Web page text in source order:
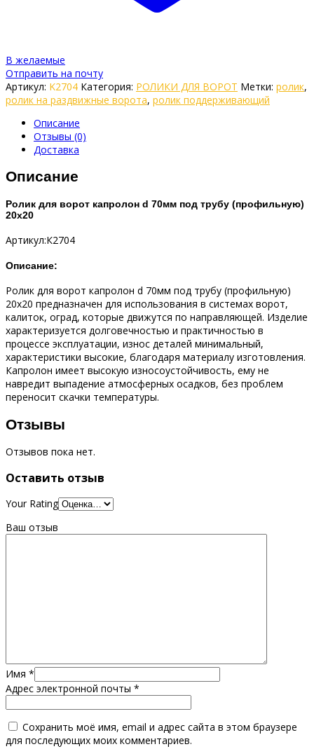
В желаемые
Отправить на почту
Артикул: K2704 Категория: РОЛИКИ ДЛЯ ВОРОТ Метки: ролик,
ролик на раздвижные ворота, ролик поддерживающий
Описание
Отзывы (0)
Доставка
Описание
Ролик для ворот капролон d 70мм под трубу (профильную)
20х20
Артикул:К2704
Описание:
Ролик для ворот капролон d 70мм под трубу (профильную)
20х20 предназначен для использования в системах ворот,
калиток, оград, которые движутся по направляющей. Изделие
характеризуется долговечностью и практичностью в
процессе эксплуатации, износ деталей минимальный,
характеристики высокие, благодаря материалу изготовления.
Капролон имеет высокую износоустойчивость, ему не
навредит выпадение атмосферных осадков, без проблем
переносит скачки температуры.
Отзывы
Отзывов пока нет.
Оставить отзыв
Your Rating
Ваш отзыв
Имя *
Адрес электронной почты *
Сохранить моё имя, email и адрес сайта в этом браузере
для последующих моих комментариев.